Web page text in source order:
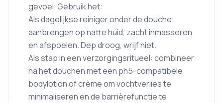
gevoel. Gebruik het:
Als dagelijkse reiniger onder de douche:
aanbrengen op natte huid, zacht inmasseren
en afspoelen. Dep droog, wrijf niet.
Als stap in een verzorgingsritueel: combineer
na het douchen met een ph5-compatibele
bodylotion of crème om vochtverlies te
minimaliseren en de barrièrefunctie te